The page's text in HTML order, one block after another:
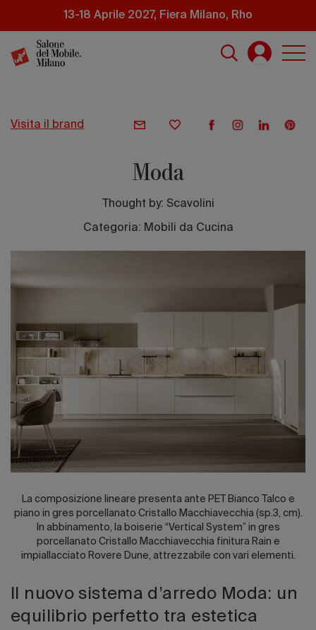
principale
13-18 Aprile 2027, Fiera Milano, Rho
visita il brand
Moda
Thought by: Scavolini
Categoria: Mobili da Cucina
La composizione lineare presenta ante PET Bianco Talco e
piano in gres porcellanato Cristallo Macchiavecchia (sp.3, cm).
In abbinamento, la boiserie “Vertical System” in gres
porcellanato Cristallo Macchiavecchia finitura Rain e
impiallacciato Rovere Dune, attrezzabile con vari elementi.
Il nuovo sistema d’arredo Moda: un
equilibrio perfetto tra estetica